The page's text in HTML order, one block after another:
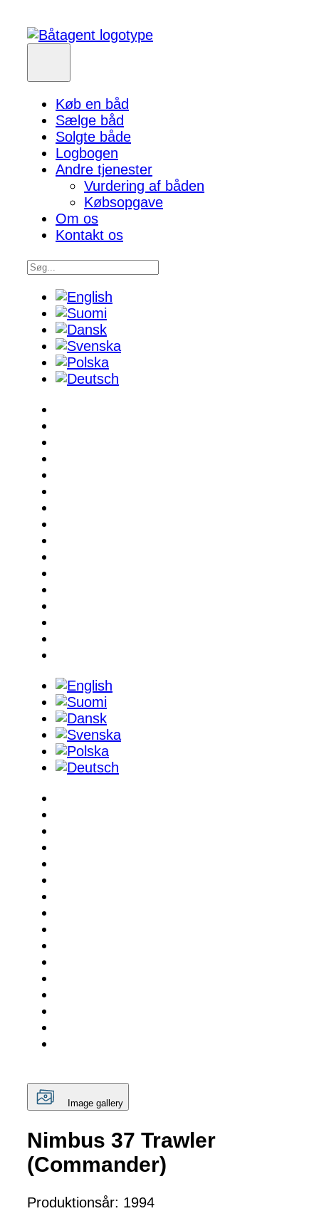
Køb en båd
Sælge båd
Solgte både
Logbogen
Andre tjenester
Vurdering af båden
Købsopgave
Om os
Kontakt os
Image gallery
Nimbus 37 Trawler
(Commander)
Produktionsår: 1994